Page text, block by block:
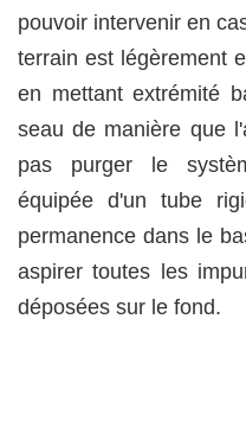
pouvoir intervenir en
terrain est légèrement
en mettant extrémité
seau de manière que
pas purger le
équipée d'un tube
permanence dans le
aspirer toutes les
déposées sur le fond.